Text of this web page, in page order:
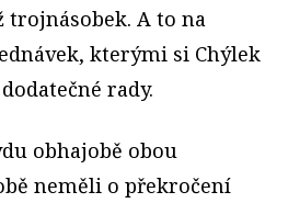
trojnásobek. A to na
kterými si Chýlek
rady.
obhajobě obou
neměli o překročení